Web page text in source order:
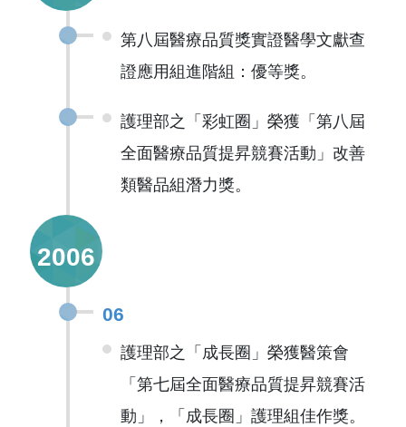
第八屆醫療品質獎實證醫學文獻查
證應用組進階組：優等獎。
護理部之「彩虹圈」榮獲「第八屆
全面醫療品質提昇競賽活動」改善
類醫品組潛力獎。
2006
06
護理部之「成長圈」榮獲醫策會
「第七屆全面醫療品質提昇競賽活
動」，「成長圈」護理組佳作獎。